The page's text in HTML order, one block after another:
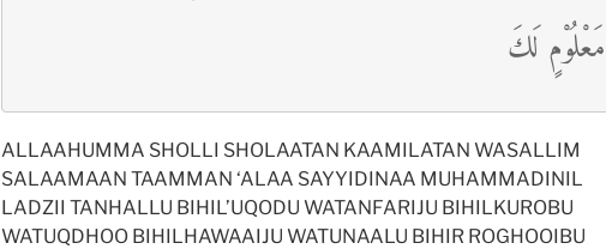
مَعْلُوْمٍ لَكَ
ALLAAHUMMA SHOLLI SHOLAATAN KAAMILATAN WASALLIM
SALAAMAAN TAAMMAN ‘ALAA SAYYIDINAA MUHAMMADINIL
LADZII TANHALLU BIHIL’UQODU WATANFARIJU BIHILKUROBU
WATUQDHOO BIHILHAWAAIJU WATUNAALU BIHIR ROGHOOIBU